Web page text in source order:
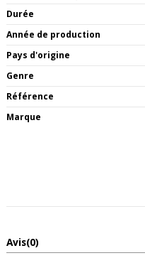
Durée
Année de production
Pays d'origine
Genre
Référence
Marque
Avis(0)